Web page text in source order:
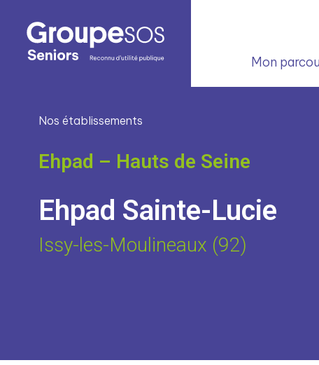
Mon
Nos établissements
Ehpad – Hauts de Seine
Ehpad Sainte-Lucie
Issy-les-Moulineaux (92)